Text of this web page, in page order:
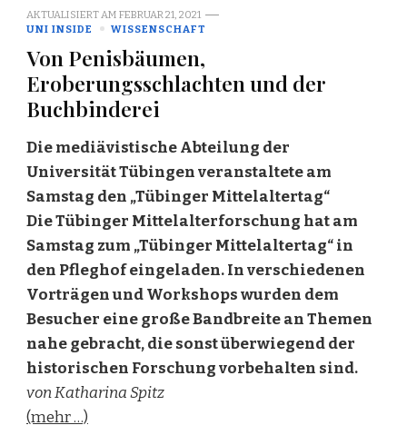
AKTUALISIERT AM FEBRUAR 21, 2021
UNI INSIDE
WISSENSCHAFT
Von Penisbäumen,
Eroberungsschlachten und der
Buchbinderei
Die mediävistische Abteilung der
Universität Tübingen veranstaltete am
Samstag den „Tübinger Mittelaltertag“
Die Tübinger Mittelalterforschung hat am
Samstag zum „Tübinger Mittelaltertag“ in
den Pfleghof eingeladen. In verschiedenen
Vorträgen und Workshops wurden dem
Besucher eine große Bandbreite an Themen
nahe gebracht, die sonst überwiegend der
historischen Forschung vorbehalten sind.
von Katharina Spitz
(mehr …)